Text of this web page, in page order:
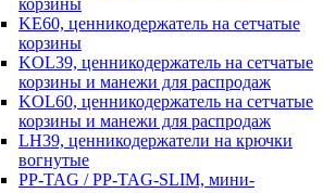
корзины
KE60, ценникодержатель на сетчатые
корзины
KOL39, ценникодержатель на сетчатые
корзины и манежи для распродаж
KOL60, ценникодержатель на сетчатые
корзины и манежи для распродаж
LH39, ценникодержатели на крючки
вогнутые
PP-TAG / PP-TAG-SLIM, мини-